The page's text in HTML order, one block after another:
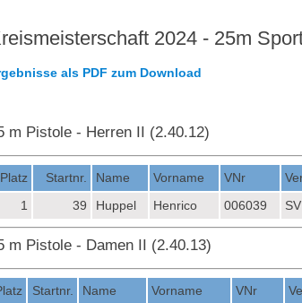
2024 - 25m
als PDF zum Download
m Pistole - Herren II (2.40.12)
Platz Startnr. Name Vorname VNr
1
39 Huppel Henrico 006039
m Pistole - Damen II (2.40.13)
Startnr. Name Vorname VNr